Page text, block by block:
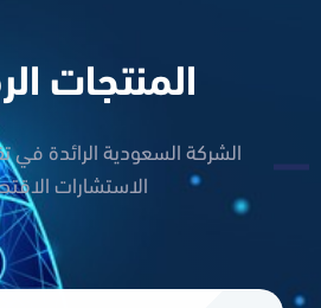
المنتجات
الشركة السعودية الرائدة في
الاستشارات